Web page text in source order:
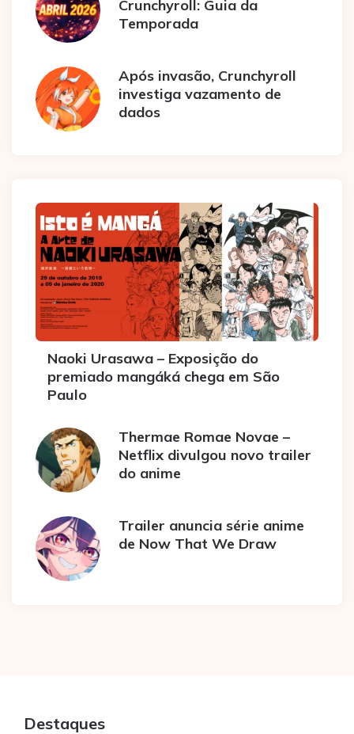
Crunchyroll: Guia da
Temporada
Após invasão, Crunchyroll
investiga vazamento de
dados
Naoki Urasawa – Exposição do
premiado mangáká chega em São
Paulo
Thermae Romae Novae –
Netflix divulgou novo trailer
do anime
Trailer anuncia série anime
de Now That We Draw
Destaques